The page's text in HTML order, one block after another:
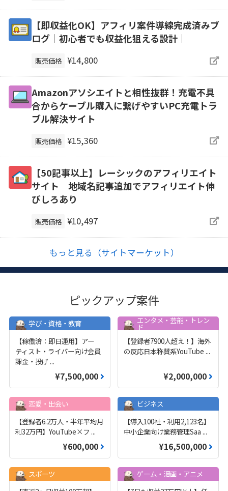
【即収益化OK】アフィリ案件導線完成済みブ
ログ｜初心者でも収益化狙える設計｜
販売価格 ¥14,800
Amazonアソシエイトと相性抜群！充電不具
合からケーブル購入に繋げやすいPC充電トラ
ブル解決サイト
販売価格 ¥15,360
【50記事以上】レーシックのアフィリエイト
サイト 地域名記事追加でアフィリエイト伸
びしろあり
販売価格 ¥10,497
もっと見る（サイトマーケット）
ピックアップ案件
学び・資格・教育
【稼働済：即日運用】アー
ティスト・ライバー向け会員
課金・投げ ...
¥7,500,000
エンタメ・芸能・トレン
ド
【登録者7900人超え！】海外
の反応日本称賛系YouTube ...
¥2,000,000
恋愛・出会い
【登録者6.2万人・半年平均月
利32万円】YouTube×フ ...
¥600,000
ビジネス
【導入100社・利用2,123名】
中小企業向け業務管理Saa ...
¥16,500,000
スポーツ
ゲーム・漫画・アニメ